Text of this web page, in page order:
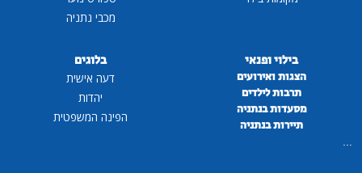
מכבי נתניה
בילוי ופנאי
הצגות ואירועים
תרבות לילדים
מסעדות בנתניה
תיירות בנתניה
...
בלוגים
דעה אישית
יהדות
הפינה המשפטית